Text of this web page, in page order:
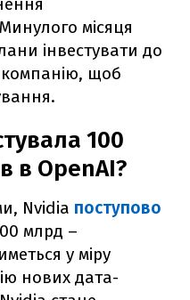
місяця
інвестувати до
компанію, щоб
100
в OpenAI?
Nvidia поступово
млрд –
у міру
нових дата-